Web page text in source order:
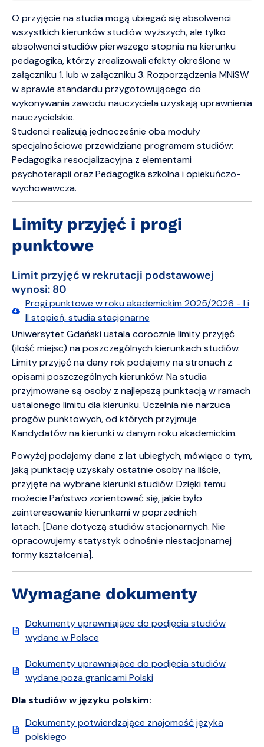
O przyjęcie na studia mogą ubiegać się absolwenci
wszystkich kierunków studiów wyższych, ale tylko
absolwenci studiów pierwszego stopnia na kierunku
pedagogika, którzy zrealizowali efekty określone w
załączniku 1. lub w załączniku 3. Rozporządzenia MNiSW
w sprawie standardu przygotowującego do
wykonywania zawodu nauczyciela uzyskają uprawnienia
nauczycielskie.
Studenci realizują jednocześnie oba moduły
specjalnościowe przewidziane programem studiów:
Pedagogika resocjalizacyjna z elementami
psychoterapii oraz Pedagogika szkolna i opiekuńczo-
wychowawcza.
Limity przyjęć i progi
punktowe
Limit przyjęć w rekrutacji podstawowej
wynosi: 80
Progi punktowe w roku akademickim 2025/2026 - I i
II stopień, studia stacjonarne
Uniwersytet Gdański ustala corocznie limity przyjęć
(ilość miejsc) na poszczególnych kierunkach studiów.
Limity przyjęć na dany rok podajemy na stronach z
opisami poszczególnych kierunków. Na studia
przyjmowane są osoby z najlepszą punktacją w ramach
ustalonego limitu dla kierunku. Uczelnia nie narzuca
progów punktowych, od których przyjmuje
Kandydatów na kierunki w danym roku akademickim.
Powyżej podajemy dane z lat ubiegłych, mówiące o tym,
jaką punktację uzyskały ostatnie osoby na liście,
przyjęte na wybrane kierunki studiów. Dzięki temu
możecie Państwo zorientować się, jakie było
zainteresowanie kierunkami w poprzednich
latach. [Dane dotyczą studiów stacjonarnych. Nie
opracowujemy statystyk odnośnie niestacjonarnej
formy kształcenia].
Wymagane dokumenty
Dokumenty uprawniające do podjęcia studiów
wydane w Polsce
Dokumenty uprawniające do podjęcia studiów
wydane poza granicami Polski
Dla studiów w języku polskim:
Dokumenty potwierdzające znajomość języka
polskiego